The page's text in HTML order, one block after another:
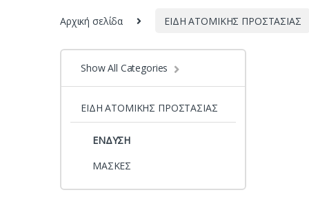
Αρχική σελίδα ΕΙΔΗ ΑΤΟΜΙΚΗΣ ΠΡΟΣΤΑΣΙΑΣ
Show All Categories
ΕΙΔΗ ΑΤΟΜΙΚΗΣ ΠΡΟΣΤΑΣΙΑΣ
ΕΝΔΥΣΗ
ΜΑΣΚΕΣ